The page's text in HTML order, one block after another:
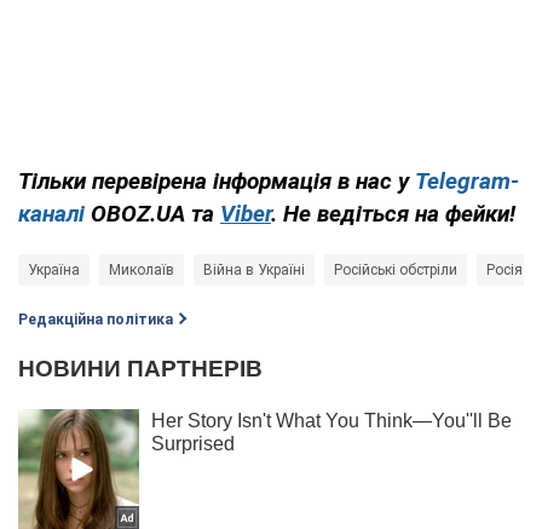
Тільки перевірена інформація в нас у Telegram-
каналі OBOZ.UA та Viber. Не ведіться на фейки!
Україна Миколаїв Війна в Україні Російські обстріли Росія -
Редакційна політика